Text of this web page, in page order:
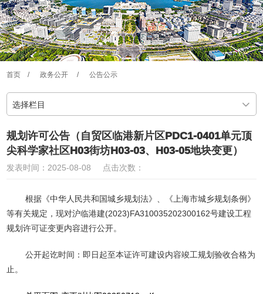
首页 / 政务公开 / 公告公示
选择栏目
规划许可公告（自贸区临港新片区PDC1-0401单元顶
尖科学家社区H03街坊H03-03、H03-05地块变更）
发表时间：2025-08-08 点击次数：
根据《中华人民共和国城乡规划法》、《上海市城乡规划条例》
等有关规定，现对沪临港建(2023)FA310035202300162号建设工程
规划许可证变更内容进行公开。
公开起讫时间：即日起至本证许可建设内容竣工规划验收合格为
止。